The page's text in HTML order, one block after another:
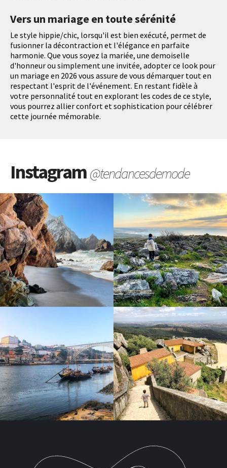
Vers un mariage en toute sérénité
Le style hippie/chic, lorsqu'il est bien exécuté, permet de
fusionner la décontraction et l'élégance en parfaite
harmonie. Que vous soyez la mariée, une demoiselle
d'honneur ou simplement une invitée, adopter ce look pour
un mariage en 2026 vous assure de vous démarquer tout en
respectant l'esprit de l'événement. En restant fidèle à
votre personnalité tout en explorant les codes de ce style,
vous pourrez allier confort et sophistication pour célébrer
cette journée mémorable.
Instagram@tendancesdemode